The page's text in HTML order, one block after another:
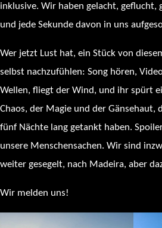
inklusive. Wir haben gelacht, geflucht,
und jede Sekunde davon in uns
Wer jetzt Lust hat, ein Stück von
selbst nachzufühlen: Song hören,
Wellen, fliegt der Wind, und ihr spürt
Chaos, der Magie und der Gänsehaut,
fünf Nächte lang getankt haben.
unsere Menschensachen. Wir sind
weiter gesegelt, nach Madeira, aber
Wir melden uns!